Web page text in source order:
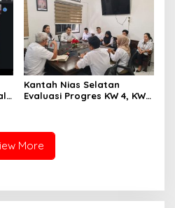
Kantah Nias Selatan
Evaluasi Progres KW 4, KW
More